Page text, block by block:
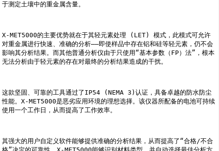
于测定土壤中的重金属含量。
X-MET5000的主要优势就在于其轻元素处理 (LET) 模式，此模式可允许
对重金属进行快速、准确的分析——即使样品中存在铝和硅等轻元素，仍不会
影响其分析结果。而其他普通分析仪由于只使用“基本参数（FP）法”，根本
无法分析由于轻元素的存在对最终的分析结果造成的干扰。
这款坚固、可靠的工具通过了IP54 (NEMA 3)认证，具备卓越的防水防尘
性能。X-MET5000是恶劣应用环境的理想选择。该仪器所配备的电池可持续
使用一个工作日，从而提高了工作效率。
其强大的用户自定义软件能够提供准确的分析结果，从而提高了“合格/不合